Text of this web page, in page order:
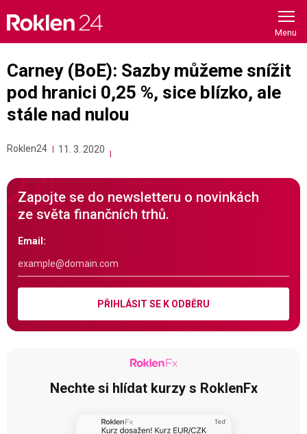
content
Carney (BoE): Sazby můžeme snížit
pod hranici 0,25 %, sice blízko, ale
stále nad nulou
Roklen24 11. 3. 2020
Zapojte se do newsletteru o novinkách
ze světa finančních trhů.
Email:
PŘIHLÁSIT SE K ODBĚRU
Nechte si hlídat kurzy s RoklenFx